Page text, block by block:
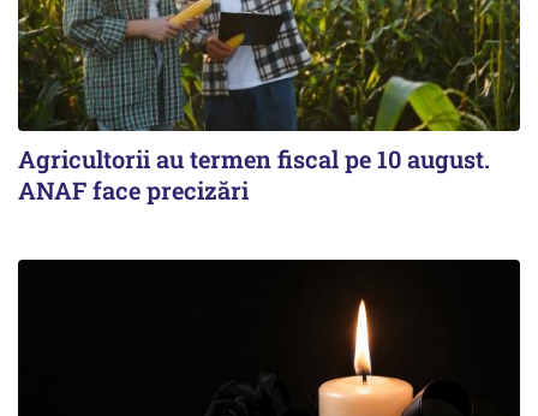
Agricultorii au termen fiscal pe 10 august.
ANAF face precizări